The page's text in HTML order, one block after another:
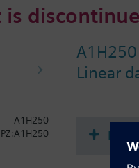
is
A1H250
Linear
A1H250